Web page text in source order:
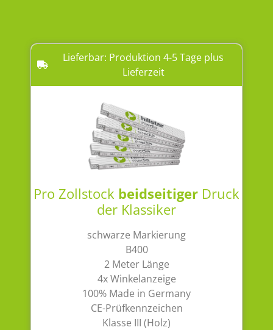
Lieferbar: Produktion 4-5 Tage plus
Lieferzeit
Pro Zollstock beidseitiger Druck
der Klassiker
schwarze Markierung
B400
2 Meter Länge
4x Winkelanzeige
100% Made in Germany
CE-Prüfkennzeichen
Klasse III (Holz)